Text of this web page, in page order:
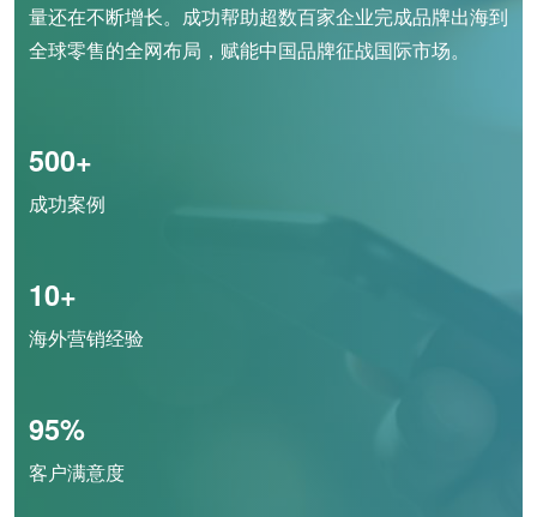
量还在不断增长。成功帮助超数百家企业完成品牌出海到
全球零售的全网布局，赋能中国品牌征战国际市场。
500+
成功案例
10+
海外营销经验
95%
客户满意度